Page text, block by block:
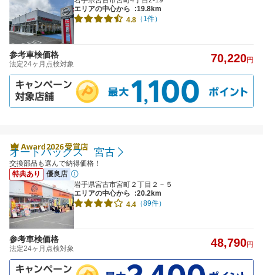
エリアの中心から
:19.8km
4.8 （1件）
参考車検価格
法定24ヶ月点検対象 70,220円
オートバックス 宮古
交換部品も選んで納得価格！
特典あり
優良店
岩手県宮古市宮町２丁目２－５
エリアの中心から
:20.2km
4.4 （89件）
参考車検価格
法定24ヶ月点検対象 48,790円